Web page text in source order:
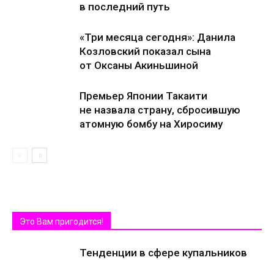
в последний путь
«Три месяца сегодня»: Данила
Козловский показал сына
от Оксаны Акиньшиной
Премьер Японии Такаити
не назвала страну, сбросившую
атомную бомбу на Хиросиму
Это Вам пригодится!
Тенденции в сфере купальников